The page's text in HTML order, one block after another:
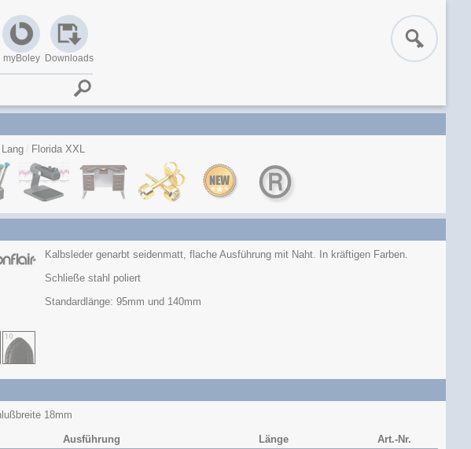
myBoley Downloads
Florida XXL
Kalbsleder genarbt seidenmatt, flache Ausführung mit Naht. In kräftigen Farben.
Schließe stahl poliert
Standardlänge: 95mm und 140mm
18mm
Ausführung Länge
Art.-Nr.